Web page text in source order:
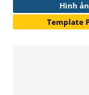
Hình
Template